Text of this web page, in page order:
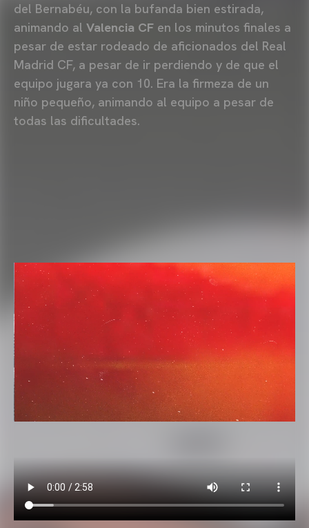
del Bernabéu, con la bufanda bien estirada,
animando al Valencia CF en los minutos finales a
pesar de estar rodeado de aficionados del Real
Madrid CF, a pesar de ir perdiendo y de que el
equipo jugara ya con 10. Era la firmeza de un
niño pequeño, animando al equipo a pesar de
todas las dificultades.